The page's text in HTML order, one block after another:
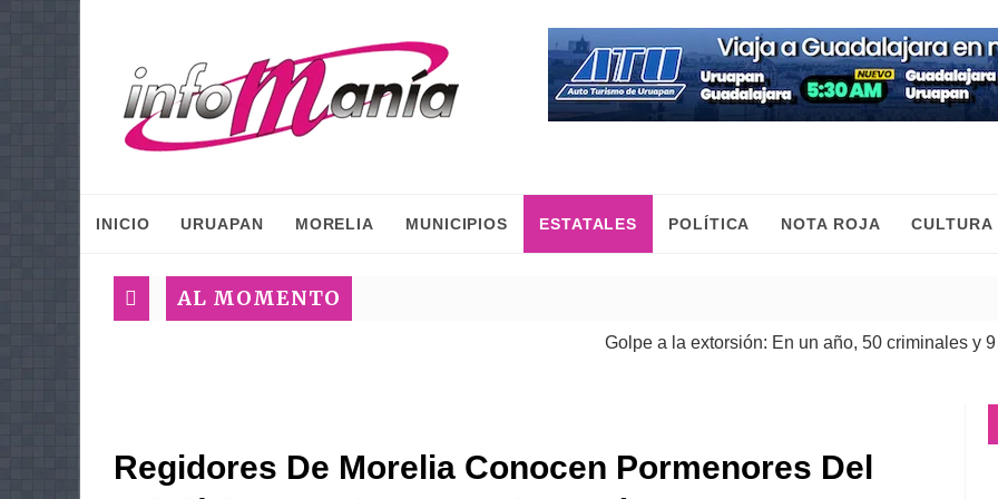
INICIO URUAPAN MORELIA MUNICIPIOS ESTATALES POLÍTICA NOTA ROJA CULTURA
AL MOMENTO
Golpe a la extorsión: En un año, 50 criminales y 9
Regidores De Morelia Conocen Pormenores Del